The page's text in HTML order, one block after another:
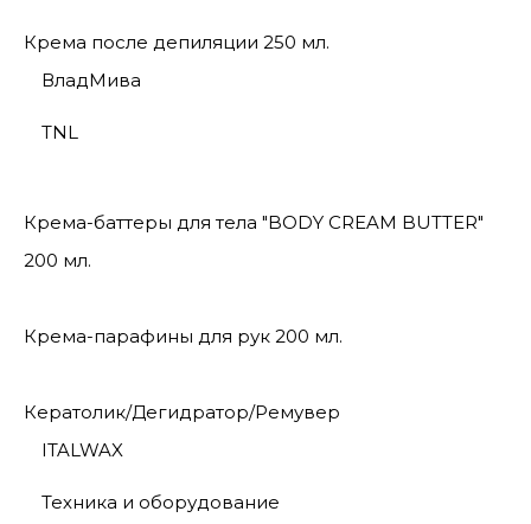
Крема после депиляции 250 мл.
ВладМива
TNL
Крема-баттеры для тела "BODY CREAM BUTTER"
200 мл.
Крема-парафины для рук 200 мл.
Кератолик/Дегидратор/Ремувер
ITALWAX
Техника и оборудование